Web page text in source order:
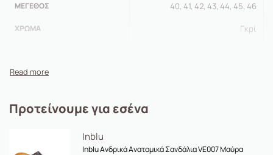
ΜΈΓΕΘΟΣ 40, 41, 42, 43, 44, 45, 46
ΧΡΏΜΑ Γκρί
Προτείνουμε για εσένα
Inblu
Inblu Ανδρικά Ανατομικά Σανδάλια VE007 Μαύρα